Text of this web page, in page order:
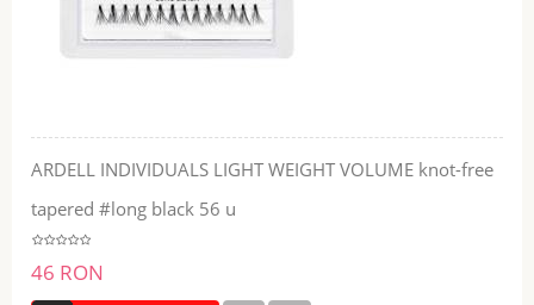
ARDELL INDIVIDUALS LIGHT WEIGHT VOLUME knot-free
tapered #long black 56 u
46 RON